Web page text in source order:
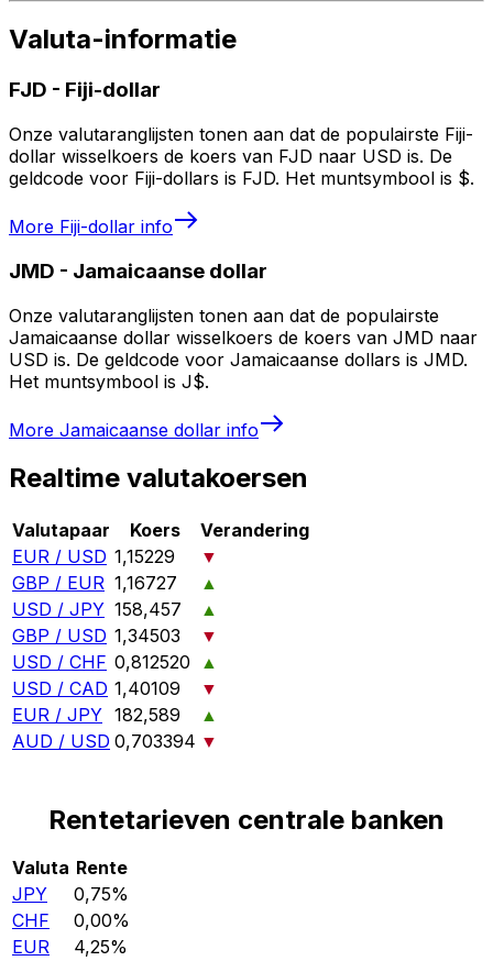
Valuta-informatie
FJD - Fiji-dollar
Onze valutaranglijsten tonen aan dat de populairste Fiji-
dollar wisselkoers de koers van FJD naar USD is. De
geldcode voor Fiji-dollars is FJD. Het muntsymbool is $.
More Fiji-dollar info
JMD - Jamaicaanse dollar
Onze valutaranglijsten tonen aan dat de populairste
Jamaicaanse dollar wisselkoers de koers van JMD naar
USD is. De geldcode voor Jamaicaanse dollars is JMD.
Het muntsymbool is J$.
More Jamaicaanse dollar info
Realtime valutakoersen
Valutapaar Koers
Verandering
EUR / USD 1,15229
▼
GBP / EUR 1,16727
▲
USD / JPY 158,457
▲
GBP / USD 1,34503
▼
USD / CHF 0,812520
▲
USD / CAD 1,40109
▼
EUR / JPY 182,589
▲
AUD / USD 0,703394 ▼
Rentetarieven centrale banken
Valuta Rente
JPY
0,75%
CHF
0,00%
EUR
4,25%